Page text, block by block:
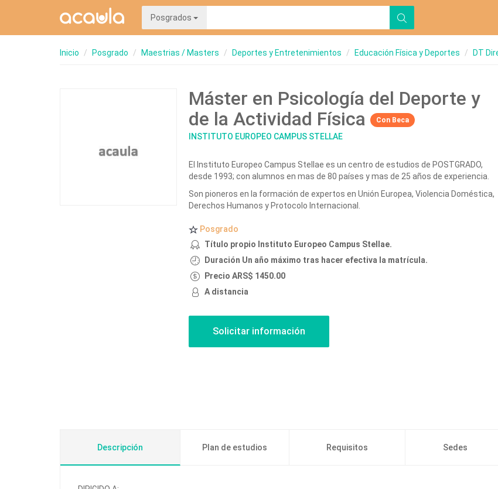
Posgrados
Inicio Posgrado Maestrias / Masters Deportes y Entretenimientos Educación Física y Deportes DT
Máster en Psicología del Deporte y
de la Actividad Física
Con Beca
INSTITUTO EUROPEO CAMPUS STELLAE
El Instituto Europeo Campus Stellae es un centro de estudios de POSTGRADO,
desde 1993; con alumnos en mas de 80 países y mas de 25 años de experiencia.
Son pioneros en la formación de expertos en Unión Europea, Violencia Doméstica,
Derechos Humanos y Protocolo Internacional.
Posgrado
Título propio Instituto Europeo Campus Stellae.
Duración Un año máximo tras hacer efectiva la matrícula.
Precio ARS$ 1450.00
A distancia
Descripción Plan de estudios Requisitos Sedes